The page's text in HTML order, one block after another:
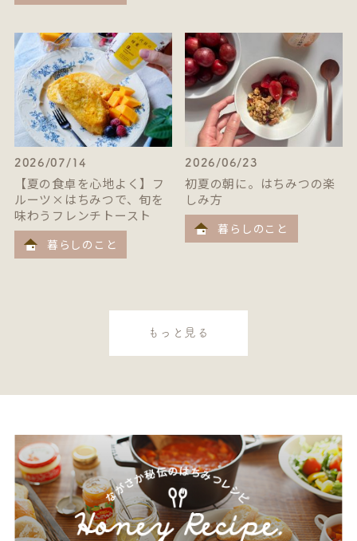
2026/07/14
【夏の食卓を心地よく】フ
ルーツ×はちみつで、旬を
味わうフレンチトースト
暮らしのこと
2026/06/23
初夏の朝に。はちみつの楽
しみ方
暮らしのこと
もっと見る